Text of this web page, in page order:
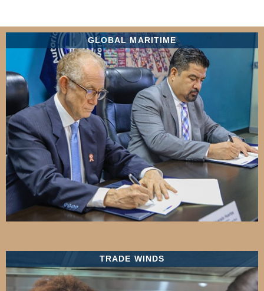
GLOBAL MARITIME
TRADE WINDS